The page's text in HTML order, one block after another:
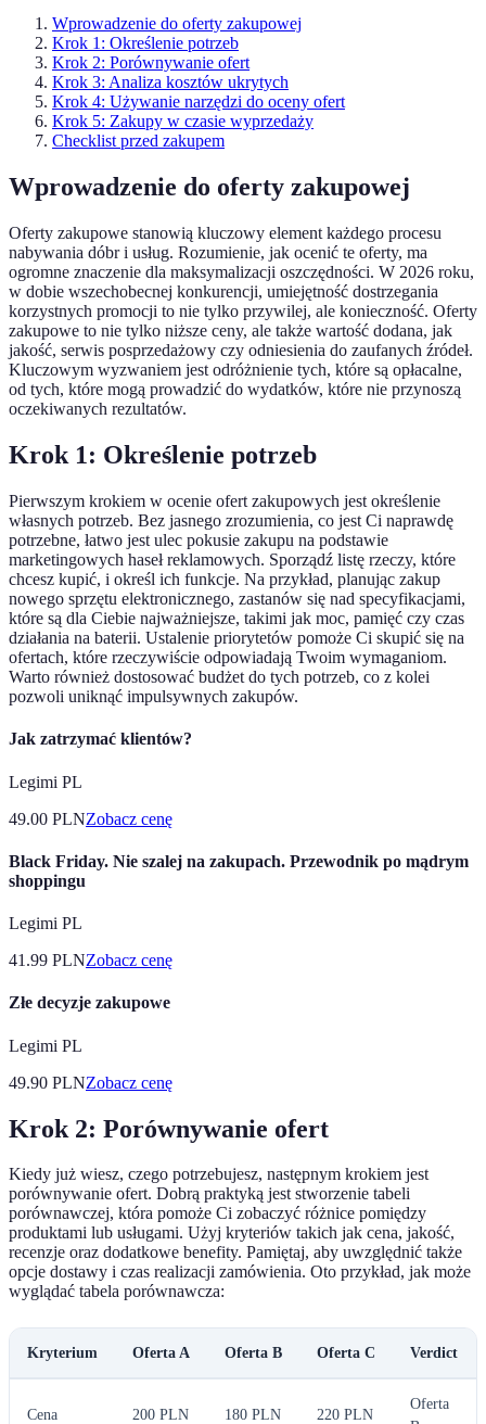
Wprowadzenie do oferty zakupowej
Krok 1: Określenie potrzeb
Krok 2: Porównywanie ofert
Krok 3: Analiza kosztów ukrytych
Krok 4: Używanie narzędzi do oceny ofert
Krok 5: Zakupy w czasie wyprzedaży
Checklist przed zakupem
Wprowadzenie do oferty zakupowej
Oferty zakupowe stanowią kluczowy element każdego procesu
nabywania dóbr i usług. Rozumienie, jak ocenić te oferty, ma
ogromne znaczenie dla maksymalizacji oszczędności. W 2026 roku,
w dobie wszechobecnej konkurencji, umiejętność dostrzegania
korzystnych promocji to nie tylko przywilej, ale konieczność. Oferty
zakupowe to nie tylko niższe ceny, ale także wartość dodana, jak
jakość, serwis posprzedażowy czy odniesienia do zaufanych źródeł.
Kluczowym wyzwaniem jest odróżnienie tych, które są opłacalne,
od tych, które mogą prowadzić do wydatków, które nie przynoszą
oczekiwanych rezultatów.
Krok 1: Określenie potrzeb
Pierwszym krokiem w ocenie ofert zakupowych jest określenie
własnych potrzeb. Bez jasnego zrozumienia, co jest Ci naprawdę
potrzebne, łatwo jest ulec pokusie zakupu na podstawie
marketingowych haseł reklamowych. Sporządź listę rzeczy, które
chcesz kupić, i określ ich funkcje. Na przykład, planując zakup
nowego sprzętu elektronicznego, zastanów się nad specyfikacjami,
które są dla Ciebie najważniejsze, takimi jak moc, pamięć czy czas
działania na baterii. Ustalenie priorytetów pomoże Ci skupić się na
ofertach, które rzeczywiście odpowiadają Twoim wymaganiom.
Warto również dostosować budżet do tych potrzeb, co z kolei
pozwoli uniknąć impulsywnych zakupów.
Jak zatrzymać klientów?
Legimi PL
49.00 PLNZobacz cenę
Black Friday. Nie szalej na zakupach. Przewodnik po mądrym
shoppingu
Legimi PL
41.99 PLNZobacz cenę
Złe decyzje zakupowe
Legimi PL
49.90 PLNZobacz cenę
Krok 2: Porównywanie ofert
Kiedy już wiesz, czego potrzebujesz, następnym krokiem jest
porównywanie ofert. Dobrą praktyką jest stworzenie tabeli
porównawczej, która pomoże Ci zobaczyć różnice pomiędzy
produktami lub usługami. Użyj kryteriów takich jak cena, jakość,
recenzje oraz dodatkowe benefity. Pamiętaj, aby uwzględnić także
opcje dostawy i czas realizacji zamówienia. Oto przykład, jak może
wyglądać tabela porównawcza:
Kryterium Oferta A Oferta B Oferta C Verdict
Cena 200 PLN 180 PLN 220 PLN
Oferta